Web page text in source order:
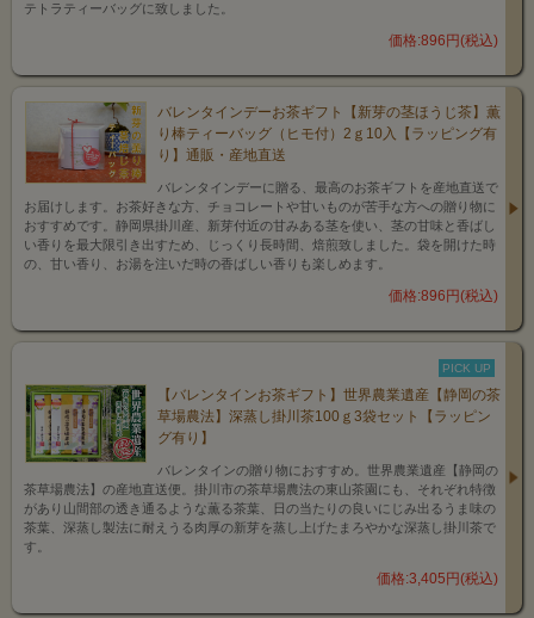
テトラティーバッグに致しました。
価格:896円(税込)
バレンタインデーお茶ギフト【新芽の茎ほうじ茶】薫
り棒ティーバッグ（ヒモ付）2ｇ10入【ラッピング有
り】通販・産地直送
バレンタインデーに贈る、最高のお茶ギフトを産地直送で
お届けします。お茶好きな方、チョコレートや甘いものが苦手な方への贈り物に
おすすめです。静岡県掛川産、新芽付近の甘みある茎を使い、茎の甘味と香ばし
い香りを最大限引き出すため、じっくり長時間、焙煎致しました。袋を開けた時
の、甘い香り、お湯を注いだ時の香ばしい香りも楽しめます。
価格:896円(税込)
PICK UP
【バレンタインお茶ギフト】世界農業遺産【静岡の茶
草場農法】深蒸し掛川茶100ｇ3袋セット【ラッピン
グ有り】
バレンタインの贈り物におすすめ。世界農業遺産【静岡の
茶草場農法】の産地直送便。掛川市の茶草場農法の東山茶園にも、それぞれ特徴
があり山間部の透き通るような薫る茶葉、日の当たりの良いにじみ出るうま味の
茶葉、深蒸し製法に耐えうる肉厚の新芽を蒸し上げたまろやかな深蒸し掛川茶で
す。
価格:3,405円(税込)